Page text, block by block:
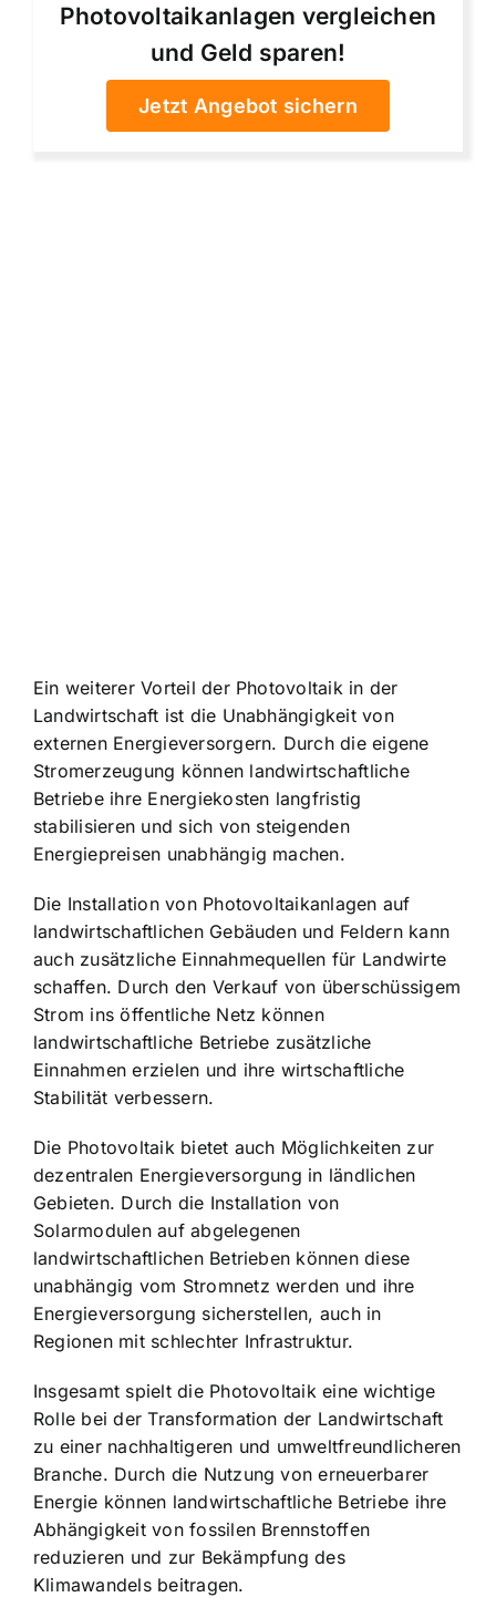
Photovoltaikanlagen vergleichen
und Geld sparen!
Jetzt Angebot sichern
Ein weiterer Vorteil der Photovoltaik in der
Landwirtschaft ist die Unabhängigkeit von
externen Energieversorgern. Durch die eigene
Stromerzeugung können landwirtschaftliche
Betriebe ihre Energiekosten langfristig
stabilisieren und sich von steigenden
Energiepreisen unabhängig machen.
Die Installation von Photovoltaikanlagen auf
landwirtschaftlichen Gebäuden und Feldern kann
auch zusätzliche Einnahmequellen für Landwirte
schaffen. Durch den Verkauf von überschüssigem
Strom ins öffentliche Netz können
landwirtschaftliche Betriebe zusätzliche
Einnahmen erzielen und ihre wirtschaftliche
Stabilität verbessern.
Die Photovoltaik bietet auch Möglichkeiten zur
dezentralen Energieversorgung in ländlichen
Gebieten. Durch die Installation von
Solarmodulen auf abgelegenen
landwirtschaftlichen Betrieben können diese
unabhängig vom Stromnetz werden und ihre
Energieversorgung sicherstellen, auch in
Regionen mit schlechter Infrastruktur.
Insgesamt spielt die Photovoltaik eine wichtige
Rolle bei der Transformation der Landwirtschaft
zu einer nachhaltigeren und umweltfreundlicheren
Branche. Durch die Nutzung von erneuerbarer
Energie können landwirtschaftliche Betriebe ihre
Abhängigkeit von fossilen Brennstoffen
reduzieren und zur Bekämpfung des
Klimawandels beitragen.